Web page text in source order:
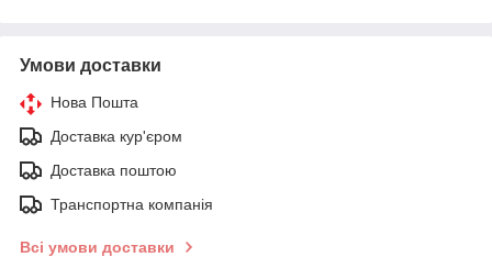
Умови доставки
Нова Пошта
Доставка кур'єром
Доставка поштою
Транспортна компанія
Всі умови доставки